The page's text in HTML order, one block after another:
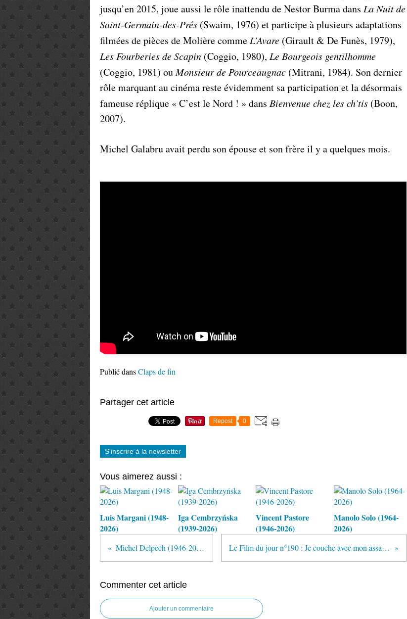
jusqu’en 2015, joue aussi le rôle inattendu de Nestor Burma dans La Nuit de
Saint-Germain-des-Prés (Swaim, 1976) et participe à plusieurs adaptations
filmées de pièces de Molière comme L’Avare (Girault & De Funès, 1979),
Les Fourberies de Scapin (Coggio, 1980), Le Bourgeois gentilhomme
(Coggio, 1981) ouMonsieur de Pourceaugnac (Mitrani, 1984). Son dernier
rôle marquant au cinéma reste évidemment sa participation et la désormais
fameuse réplique « C’est le Nord ! » dans Bienvenue chez les ch’tis (Boon,
2007).
Michel Galabru avait perdu son épouse et son frère il y a quelques mois.
Publié dansClaps de fin
Partager cet article
Repost 0
S'inscrire à la newsletter
Vous aimerez aussi :
Luis Margani (1948-
2026)
Iga Cembrzyńska
(1939-2026)
Vincent Pastore
(1946-2026)
Manolo Solo (1964-
2026)
Michel Delpech (1946-2016) Le Film du jour n°190 : Je couche avec mon assassin
Commenter cet article
Ajouter un commentaire